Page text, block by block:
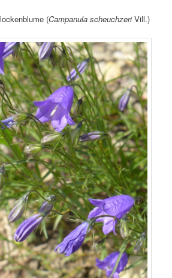
(Campanula scheuchzeriVill.)